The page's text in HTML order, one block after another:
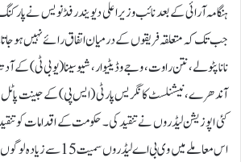
ہنگامہ آرائی کے بعد نائب وزیر اعلی دیویندر فڈنویس نے پارکنگ
جب تک کہ متعلقہ فریقوں کے درمیان اتفاق رائے نہیں ہو
نانا پٹولے، نتن راوت، وجے وڈیٹیوار، شیوسینا (یو بی ٹی) کے
آندھرے، نیشنلسٹ کانگریس پارٹی (ایس پی) کے جینت پاٹل،
کئی اپوزیشن لیڈروں نے تنقید کی۔ حکومت کے اقدامات کو تنقید
اس معاملے میں وی بی اے